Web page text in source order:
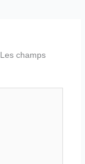
Les champs